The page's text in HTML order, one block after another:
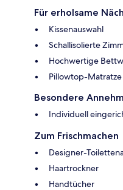
Für erholsame
Kissenauswahl
Schallisolierte
Hochwertige
Pillowtop-Matratze
Besondere
Individuell
Zum Frischmachen
Designer-
Haartrockner
Handtücher